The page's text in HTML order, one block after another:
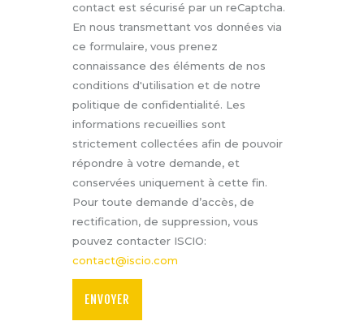
contact est sécurisé par un reCaptcha.
En nous transmettant vos données via
ce formulaire, vous prenez
connaissance des éléments de nos
conditions d'utilisation et de notre
politique de confidentialité. Les
informations recueillies sont
strictement collectées afin de pouvoir
répondre à votre demande, et
conservées uniquement à cette fin.
Pour toute demande d’accès, de
rectification, de suppression, vous
pouvez contacter ISCIO:
contact@iscio.com